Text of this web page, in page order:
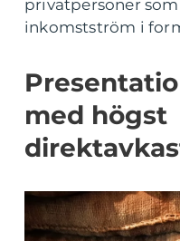
privatpersoner
inkomstström i
med högst